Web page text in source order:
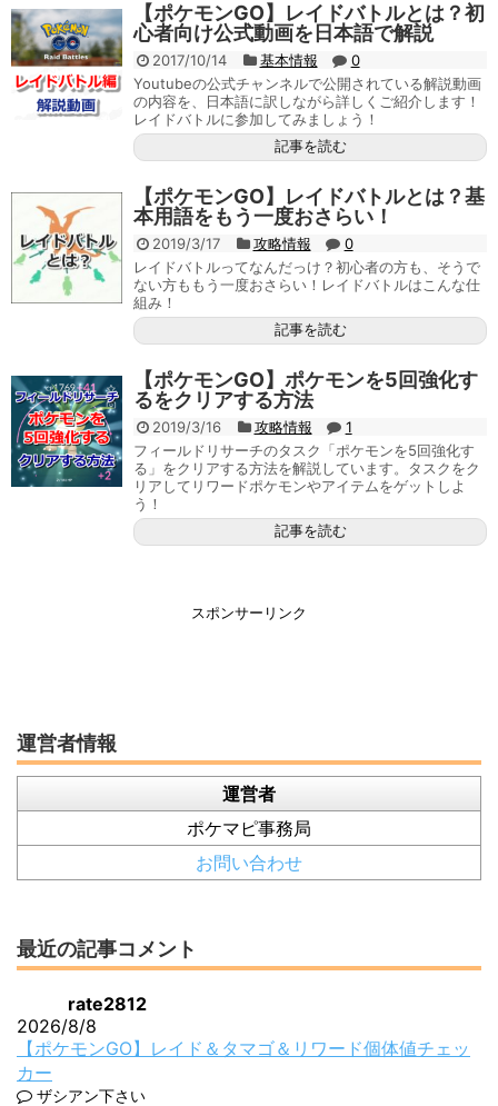
【ポケモンGO】レイドバトルとは？初
心者向け公式動画を日本語で解説
2017/10/14 基本情報
0
Youtubeの公式チャンネルで公開されている解説動画
の内容を、日本語に訳しながら詳しくご紹介します！
レイドバトルに参加してみましょう！
記事を読む
【ポケモンGO】レイドバトルとは？基
本用語をもう一度おさらい！
2019/3/17 攻略情報
0
レイドバトルってなんだっけ？初心者の方も、そうで
ない方ももう一度おさらい！レイドバトルはこんな仕
組み！
記事を読む
【ポケモンGO】ポケモンを5回強化す
るをクリアする方法
2019/3/16 攻略情報
1
フィールドリサーチのタスク「ポケモンを5回強化す
る」をクリアする方法を解説しています。タスクをク
リアしてリワードポケモンやアイテムをゲットしよ
う！
記事を読む
スポンサーリンク
運営者情報
運営者
ポケマピ事務局
お問い合わせ
最近の記事コメント
rate2812
2026/8/8
【ポケモンGO】レイド＆タマゴ＆リワード個体値チェッ
カー
ザシアン下さい